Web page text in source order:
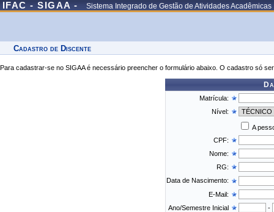
IFAC - SIGAA - Sistema Integrado de Gestão de Atividades Acadêmicas
Cadastro de Discente
Para cadastrar-se no SIGAA é necessário preencher o formulário abaixo. O cadastro só
Matrícula:
Nível:
A
CPF:
Nome:
RG:
Data de Nascimento:
E-Mail:
Ano/Semestre Inicial
-